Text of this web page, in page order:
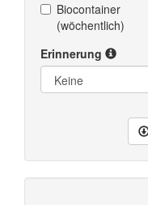
Biocontainer
(wöchentlich)
Erinnerung